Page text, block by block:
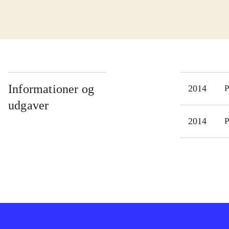
Informationer og
udgaver
2014
2014